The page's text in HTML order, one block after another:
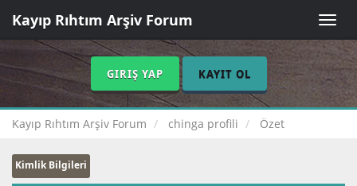
Toggle
Kayıp Rıhtım Arşiv Forum
GIRIŞ YAP KAYIT OL
Kayıp Rıhtım Arşiv Forum chinga profili Özet
Kimlik Bilgileri